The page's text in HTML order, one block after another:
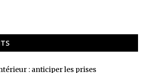
: anticiper les prises